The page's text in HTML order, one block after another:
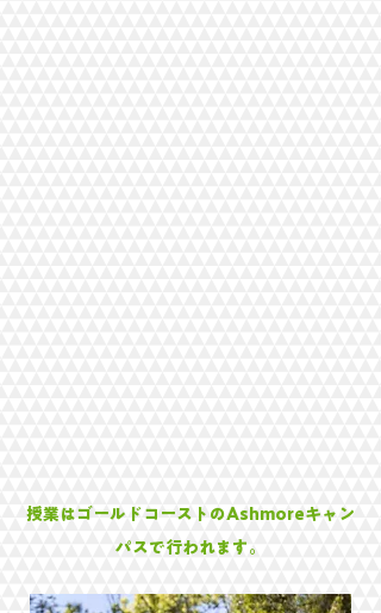
授業はゴールドコーストのAshmoreキャン
パスで行われます。